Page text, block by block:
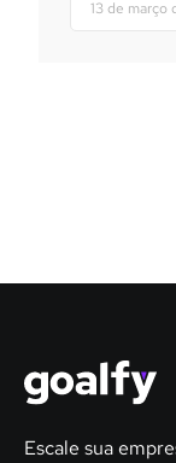
13 de março
Escale sua